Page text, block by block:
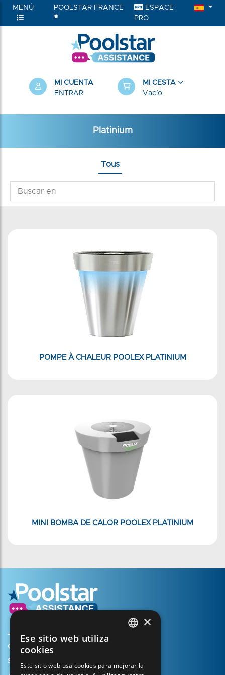
MENÚ POOLSTAR FRANCE
ESPACE
PRO
MI CUENTA
ENTRAR
MI CESTA
Vacío
Platinium
Tous
POMPE À CHALEUR POOLEX PLATINIUM
MINI BOMBA DE CALOR POOLEX PLATINIUM
Crear mi cuenta
Su cesta
×
Ese sitio web utiliza
cookies
Este sitio web usa cookies para mejorar la